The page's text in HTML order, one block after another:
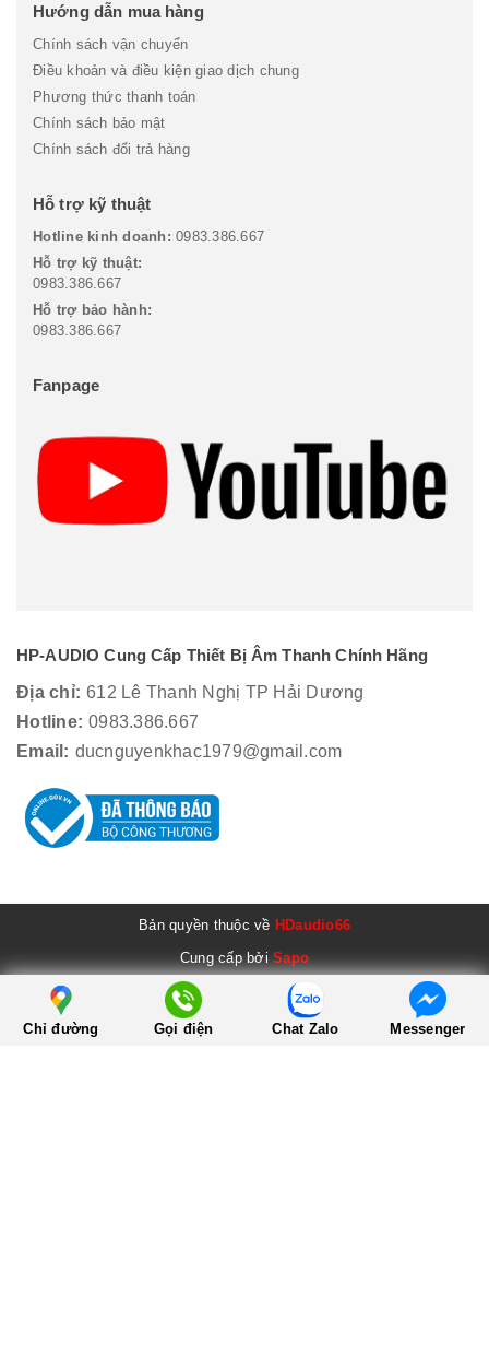
Hướng dẫn mua hàng
Chính sách vận chuyển
Điều khoản và điều kiện giao dịch chung
Phương thức thanh toán
Chính sách bảo mật
Chính sách đổi trả hàng
Hỗ trợ kỹ thuật
Hotline kinh doanh: 0983.386.667
Hỗ trợ kỹ thuật:
0983.386.667
Hỗ trợ bảo hành:
0983.386.667
Fanpage
HP-AUDIO Cung Cấp Thiết Bị Âm Thanh Chính Hãng
Địa chỉ: 612 Lê Thanh Nghị TP Hải Dương
Hotline: 0983.386.667
Email: ducnguyenkhac1979@gmail.com
Bản quyền thuộc về HDaudio66
Cung cấp bởiSapo
Chỉ đường Gọi điện Chat Zalo Messenger